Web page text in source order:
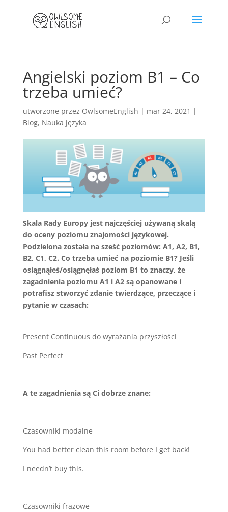
Angielski poziom B1 – Co
trzeba umieć?
utworzone przez OwlsomeEnglish | mar 24, 2021 |
Blog, Nauka języka
Skala Rady Europy jest najczęściej używaną skalą
do oceny poziomu znajomości językowej.
Podzielona została na sześć poziomów: A1, A2, B1,
B2, C1, C2. Co trzeba umieć na poziomie B1? Jeśli
osiągnąłeś/osiągnęłaś poziom B1 to znaczy, że
zagadnienia poziomu A1 i A2 są opanowane i
potrafisz stworzyć zdanie twierdzące, przeczące i
pytanie w czasach:
Present Continuous do wyrażania przyszłości
Past Perfect
A te zagadnienia są Ci dobrze znane:
Czasowniki modalne
You had better clean this room before I get back!
I needn’t buy this.
Czasowniki frazowe